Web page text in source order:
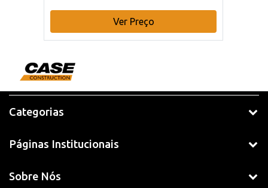
Ver Preço
Categorias
Páginas Institucionais
Sobre Nós